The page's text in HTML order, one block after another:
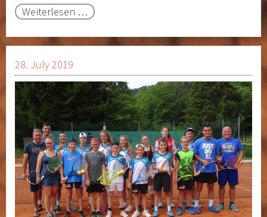
Weiterlesen … Sommerfest
Extraklasse
28. July 2019